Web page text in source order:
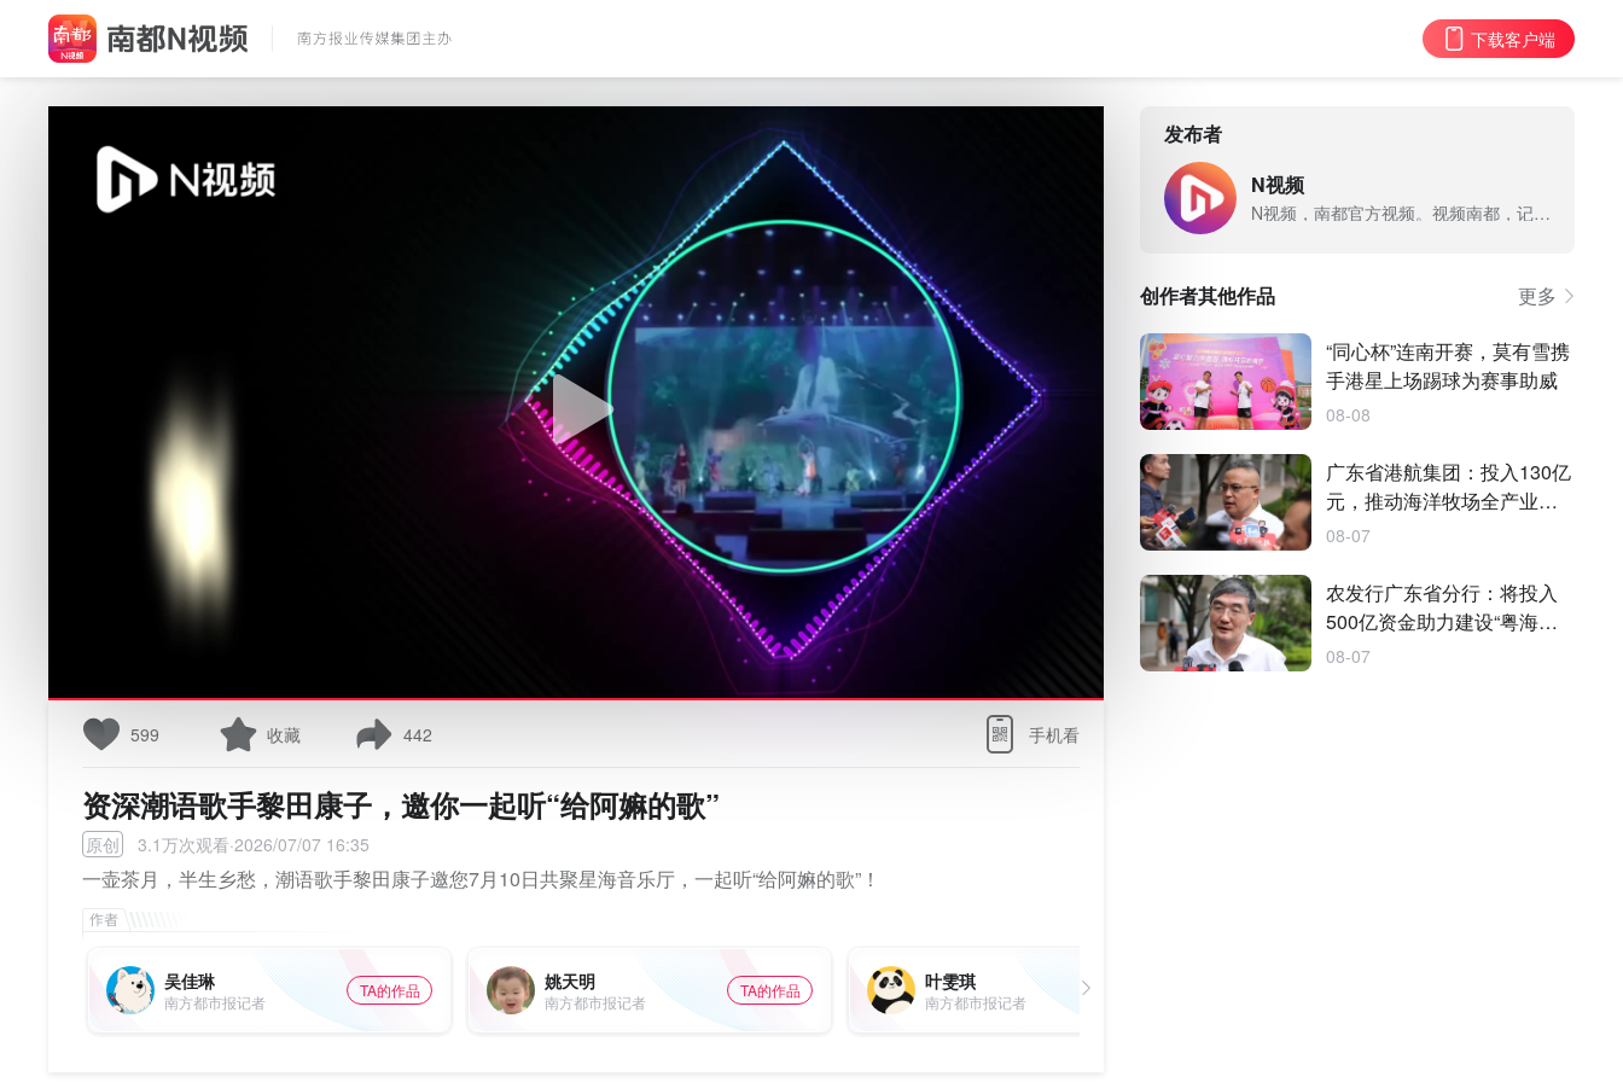
下载客户端
599 收藏 442 手机看
资深潮语歌手黎田康子，邀你一起听“给阿嫲的歌”
原创 3.1万次观看·2026/07/07 16:35
一壶茶月，半生乡愁，潮语歌手黎田康子邀您7月10日共聚星海音乐厅，一起听“给阿嫲的歌”！
吴佳琳
南方都市报记者
TA的作品 姚天明
南方都市报记者
TA的作品 叶雯琪
南方都市报记者
发布者
N视频
N视频，南都官方视频。视频南都，记录一切。
创作者其他作品
更多
“同心杯”连南开赛，莫有雪携
手港星上场踢球为赛事助威
08-08
广东省港航集团：投入130亿
元，推动海洋牧场全产业链
升级
08-07
农发行广东省分行：将投入
500亿资金助力建设“粤海粮
仓”
08-07